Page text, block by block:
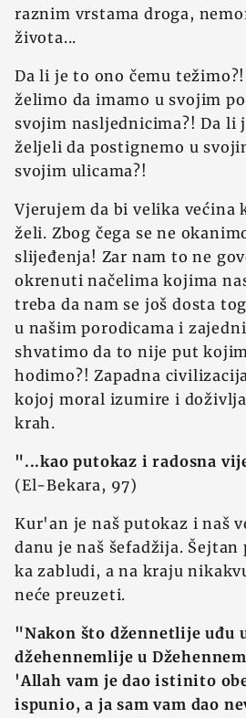
raznim vrstama droga,
života...
Da li je to ono čemu
želimo da imamo u svojim
svojim nasljednicima?! Da li
željeli da postignemo u
svojim ulicama?!
Vjerujem da bi velika većina
želi. Zbog čega se ne
slijeđenja! Zar nam to ne
okrenuti načelima kojima
treba da nam se još dosta
u našim porodicama i
shvatimo da to nije put
hodimo?! Zapadna
kojoj moral izumire i
krah.
"...kao putokaz i radosna
(El-Bekara, 97)
Kur'an je naš putokaz i naš
danu je naš šefadžija.
ka zabludi, a na kraju
neće preuzeti.
"Nakon što džennetlije uđu
džehennemlije u
'Allah vam je dao istinito
ispunio, a ja sam vam dao